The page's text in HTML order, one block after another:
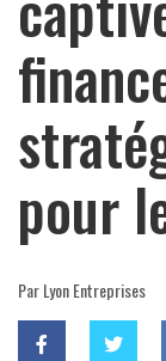
pour
Par Lyon Entreprises